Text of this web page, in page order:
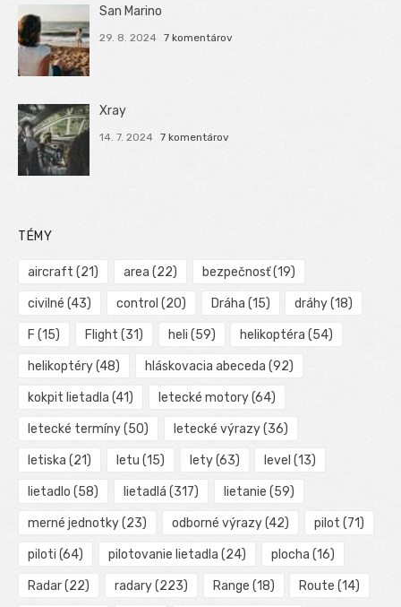
San Marino
29. 8. 2024 7 komentárov
Xray
14. 7. 2024 7 komentárov
TÉMY
aircraft (21) area (22) bezpečnosť(19)
civilné (43) control (20) Dráha (15) dráhy(18)
F (15) Flight (31) heli (59) helikoptéra (54)
helikoptéry(48) hláskovacia abeceda (92)
kokpit lietadla (41) letecké motory(64)
letecké termíny(50) letecké výrazy(36)
letiska (21) letu (15) lety(63) level (13)
lietadlo (58) lietadlá (317) lietanie (59)
merné jednotky(23) odborné výrazy(42) pilot (71)
piloti (64) pilotovanie lietadla (24) plocha (16)
Radar(22) radary(223) Range (18) Route (14)